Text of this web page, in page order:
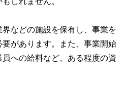
などの施設を保有し、事業を
があります。また、事業開始
への給料など、ある程度の資